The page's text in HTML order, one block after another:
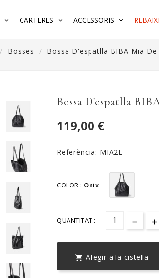
CARTERES ACCESSORIS
Bosses Bossa D'espatlla BIBA Mia De
Bossa D'espatlla
119,00 €
Referència: MIA2L
COLOR : Onix
QUANTITAT :
 Afegir a la cistella